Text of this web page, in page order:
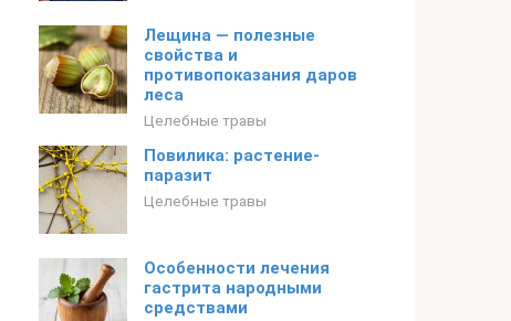
Лещина — полезные
свойства и
противопоказания даров
леса
Целебные травы
Повилика: растение-
паразит
Целебные травы
Особенности лечения
гастрита народными
средствами